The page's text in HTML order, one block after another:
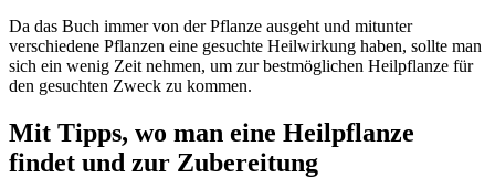
Da das Buch immer von der Pflanze ausgeht und mitunter
verschiedene Pflanzen eine gesuchte Heilwirkung haben, sollte man
sich ein wenig Zeit nehmen, um zur bestmöglichen Heilpflanze für
den gesuchten Zweck zu kommen.
Mit Tipps, wo man eine Heilpflanze
findet und zur Zubereitung